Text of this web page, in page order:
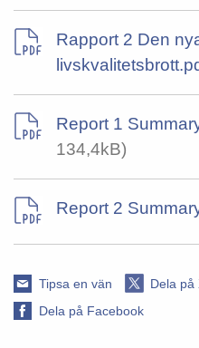
Rapport 2 Den
Report 1
134,4kB)
Report 2
Tipsa en vän Dela på
Dela på Facebook